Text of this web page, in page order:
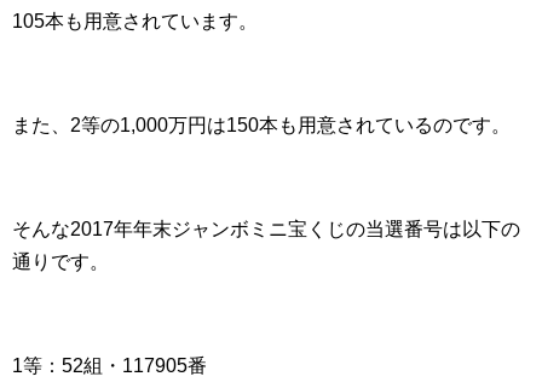
105本も用意されています。
また、2等の1,000万円は150本も用意されているのです。
そんな2017年年末ジャンボミニ宝くじの当選番号は以下の
通りです。
1等：52組・117905番